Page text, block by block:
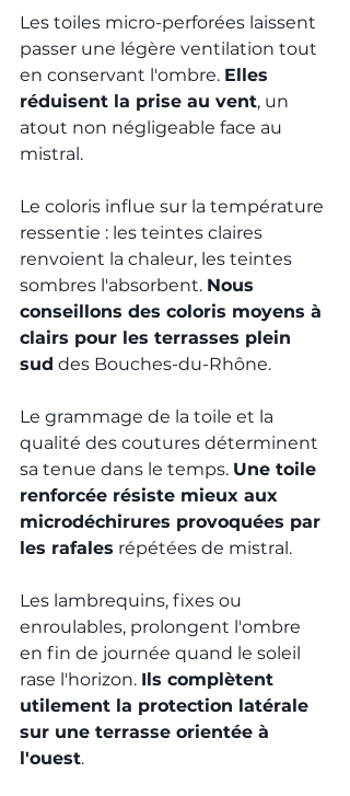
Les toiles micro-perforées laissent
passer une légère ventilation tout
en conservant l'ombre. Elles
réduisent la prise au vent, un
atout non négligeable face au
mistral.
Le coloris influe sur la température
ressentie : les teintes claires
renvoient la chaleur, les teintes
sombres l'absorbent. Nous
conseillons des coloris moyens à
clairs pour les terrasses plein
sud des Bouches-du-Rhône.
Le grammage de la toile et la
qualité des coutures déterminent
sa tenue dans le temps. Une toile
renforcée résiste mieux aux
microdéchirures provoquées par
les rafales répétées de mistral.
Les lambrequins, fixes ou
enroulables, prolongent l'ombre
en fin de journée quand le soleil
rase l'horizon. Ils complètent
utilement la protection latérale
sur une terrasse orientée à
l'ouest.